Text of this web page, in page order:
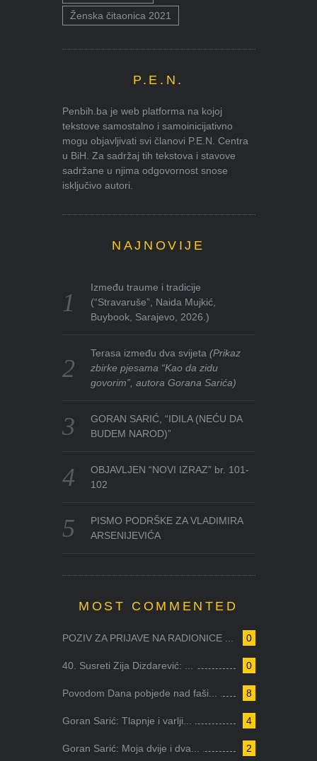
Ženska čitaonica 2021
P.E.N.
Penbih.ba je web platforma na kojoj
tekstove samostalno i samoinicijativno
mogu objavljivati svi članovi P.E.N. Centra
u BiH. Za sadržaj tih tekstova i stavove
sadržane u njima odgovornost snose
isključivo autori.
NAJNOVIJE
Između traume i tradicije
(“Stravaruše”, Naida Mujkić,
Buybook, Sarajevo, 2026.)
Terasa između dva svijeta(Prikaz
zbirke pjesama “Kao da zidu
govorim”, autora Gorana Sarića)
GORAN SARIĆ, “IDILA (NEĆU DA
BUDEM NAROD)”
OBJAVLJEN “NOVI IZRAZ” br. 101-
102
PISMO PODRŠKE ZA VLADIMIRA
ARSENIJEVIĆA
MOST COMMENTED
0
POZIV ZA PRIJAVE NA RADIONICE ...
0
40. Susreti Zija Dizdarević: ...
8
Povodom Dana pobjede nad faši...
4
Goran Sarić: Tlapnje i varlji...
2
Goran Sarić: Moja dvije i dva...